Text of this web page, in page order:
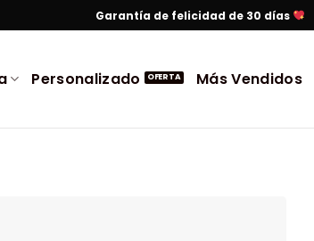
Garantía de felicidad de 30 días
Personalizado Más Vendidos